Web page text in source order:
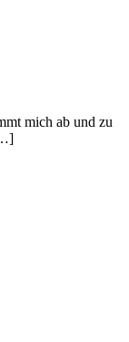
mich ab und zu